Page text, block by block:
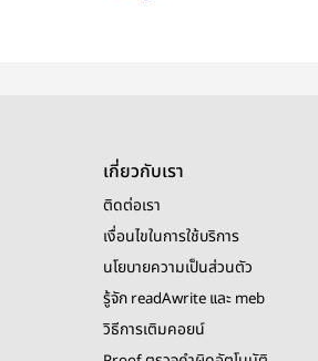
เกี่ยวกับเรา
ติดต่อเรา
เงื่อนไขในการใช้บริการ
นโยบายความเป็นส่วนตัว
รู้จัก readAwrite และ meb
วิธีการเติมคอยน์